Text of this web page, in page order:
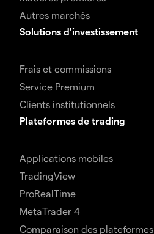
Autres marchés
Solutions d'investissement
Frais et commissions
Service Premium
Clients institutionnels
Plateformes de trading
Applications mobiles
TradingView
ProRealTime
MetaTrader 4
Comparaison des plateformes